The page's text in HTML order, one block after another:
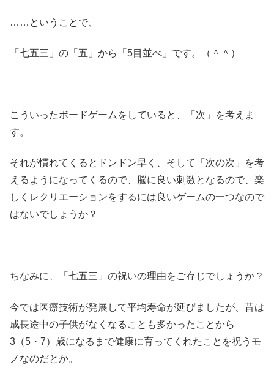
……ということで、
「七五三」の「五」から「5目並べ」です。（＾＾）
こういったボードゲームをしていると、「次」を考えま
す。
それが慣れてくるとドンドン早く、そして「次の次」を考
えるようになってくるので、脳に良い刺激となるので、楽
しくレクリエーションをするには良いゲームの一つなので
はないでしょうか？
ちなみに、「七五三」の祝いの理由をご存じでしょうか？
今では医療技術が発展して平均寿命が延びましたが、昔は
成長途中の子供がなくなることも多かったことから
3（5・7）歳になるまで健康に育ってくれたことを祝うモ
ノなのだとか。